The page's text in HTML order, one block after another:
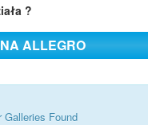
?
ALLEGRO
Galleries Found